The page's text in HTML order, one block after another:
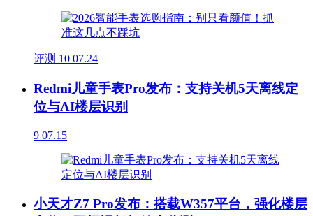
评测 10 07.24
Redmi儿童手表Pro发布：支持关机5天离线定
位与AI楼层识别
9 07.15
小天才Z7 Pro发布：搭载W357平台，强化楼层